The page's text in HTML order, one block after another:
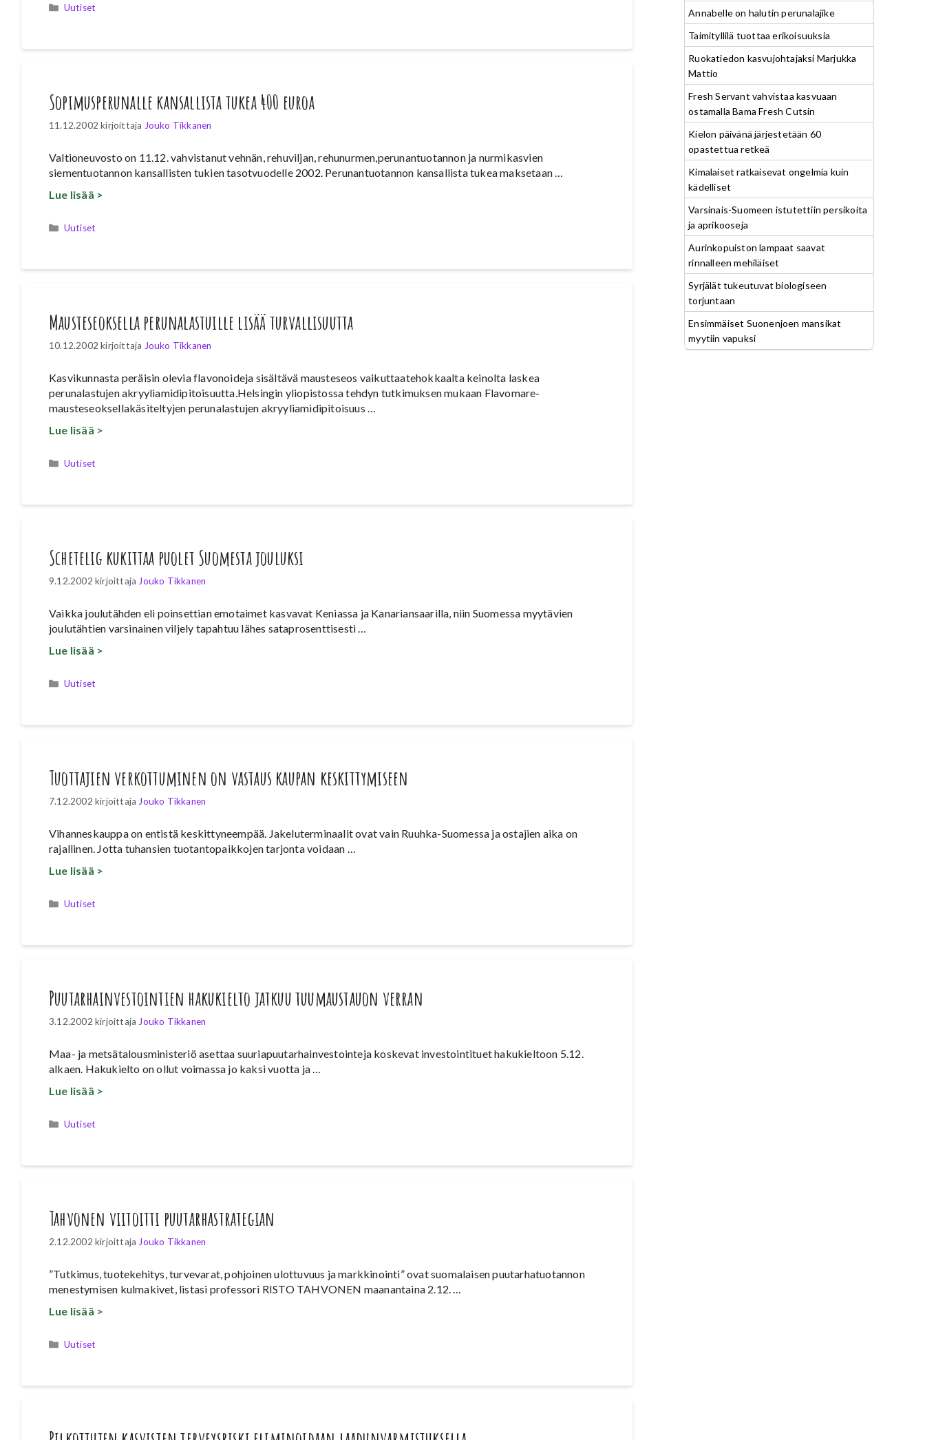
Kategoriat
Uutiset
Sopimusperunalle kansallista tukea 400 euroa
11.12.2002 kirjoittaja Jouko Tikkanen
Valtioneuvosto on 11.12. vahvistanut vehnän, rehuviljan, rehunurmen,perunantuotannon ja nurmikasvien
siementuotannon kansallisten tukien tasotvuodelle 2002. Perunantuotannon kansallista tukea maksetaan …
Lue lisää >
Kategoriat
Uutiset
Mausteseoksella perunalastuille lisää turvallisuutta
10.12.2002 kirjoittaja Jouko Tikkanen
Kasvikunnasta peräisin olevia flavonoideja sisältävä mausteseos vaikuttaatehokkaalta keinolta laskea
perunalastujen akryyliamidipitoisuutta.Helsingin yliopistossa tehdyn tutkimuksen mukaan Flavomare-
mausteseoksellakäsiteltyjen perunalastujen akryyliamidipitoisuus …
Lue lisää >
Kategoriat
Uutiset
Schetelig kukittaa puolet Suomesta jouluksi
9.12.2002 kirjoittaja Jouko Tikkanen
Vaikka joulutähden eli poinsettian emotaimet kasvavat Keniassa ja Kanariansaarilla, niin Suomessa myytävien
joulutähtien varsinainen viljely tapahtuu lähes sataprosenttisesti …
Lue lisää >
Kategoriat
Uutiset
Tuottajien verkottuminen on vastaus kaupan keskittymiseen
7.12.2002 kirjoittaja Jouko Tikkanen
Vihanneskauppa on entistä keskittyneempää. Jakeluterminaalit ovat vain Ruuhka-Suomessa ja ostajien aika on
rajallinen. Jotta tuhansien tuotantopaikkojen tarjonta voidaan …
Lue lisää >
Kategoriat
Uutiset
Puutarhainvestointien hakukielto jatkuu tuumaustauon verran
3.12.2002 kirjoittaja Jouko Tikkanen
Maa- ja metsätalousministeriö asettaa suuriapuutarhainvestointeja koskevat investointituet hakukieltoon 5.12.
alkaen. Hakukielto on ollut voimassa jo kaksi vuotta ja …
Lue lisää >
Kategoriat
Uutiset
Tahvonen viitoitti puutarhastrategian
2.12.2002 kirjoittaja Jouko Tikkanen
”Tutkimus, tuotekehitys, turvevarat, pohjoinen ulottuvuus ja markkinointi” ovat suomalaisen puutarhatuotannon
menestymisen kulmakivet, listasi professori RISTO TAHVONEN maanantaina 2.12. …
Lue lisää >
Kategoriat
Uutiset
Annabelle on halutin perunalajike
Taimityllilä tuottaa erikoisuuksia
Ruokatiedon kasvujohtajaksi Marjukka
Mattio
Fresh Servant vahvistaa kasvuaan
ostamalla Bama Fresh Cutsin
Kielon päivänä järjestetään 60
opastettua retkeä
Kimalaiset ratkaisevat ongelmia kuin
kädelliset
Varsinais-Suomeen istutettiin persikoita
ja aprikooseja
Aurinkopuiston lampaat saavat
rinnalleen mehiläiset
Syrjälät tukeutuvat biologiseen
torjuntaan
Ensimmäiset Suonenjoen mansikat
myytiin vapuksi